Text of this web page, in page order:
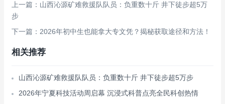
上一篇：山西沁源矿难救援队队员：负重数十斤 井下徒步超5万
步
下一篇：2026年初中生也能拿大专文凭？揭秘获取途径和方法！
相关推荐
山西沁源矿难救援队队员：负重数十斤 井下徒步超5万步
2026年宁夏科技活动周启幕 沉浸式科普点亮全民科创热情